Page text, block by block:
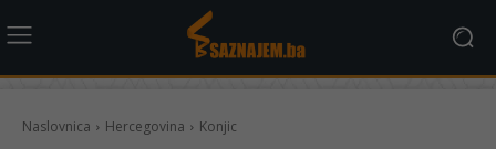
Naslovnica Hercegovina Konjic